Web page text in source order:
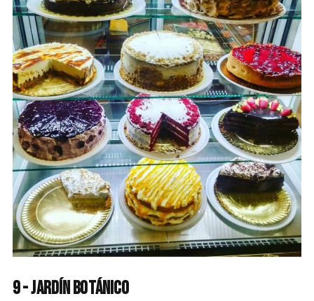
9 - Jardín botánico